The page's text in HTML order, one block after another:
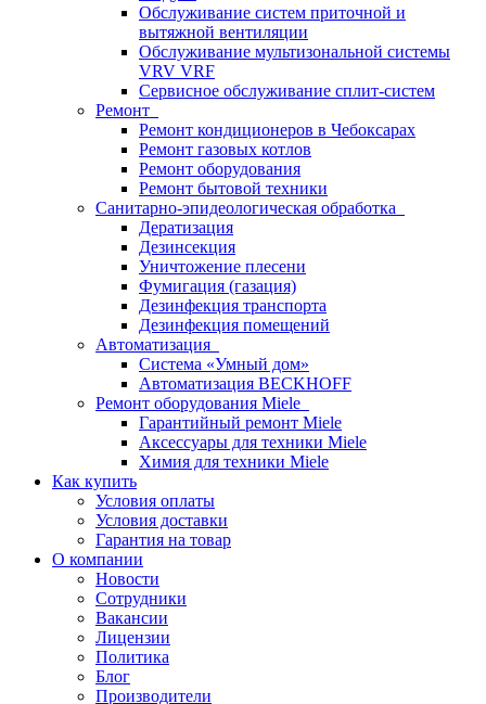
Обслуживание систем приточной и
вытяжной вентиляции
Обслуживание мультизональной системы
VRV VRF
Сервисное обслуживание сплит-систем
Ремонт
Ремонт кондиционеров в Чебоксарах
Ремонт газовых котлов
Ремонт оборудования
Ремонт бытовой техники
Санитарно-эпидеологическая обработка
Дератизация
Дезинсекция
Уничтожение плесени
Фумигация (газация)
Дезинфекция транспорта
Дезинфекция помещений
Автоматизация
Система «Умный дом»
Автоматизация BECKHOFF
Ремонт оборудования Miele
Гарантийный ремонт Miele
Аксессуары для техники Miele
Химия для техники Miele
Как купить
Условия оплаты
Условия доставки
Гарантия на товар
О компании
Новости
Сотрудники
Вакансии
Лицензии
Политика
Блог
Производители